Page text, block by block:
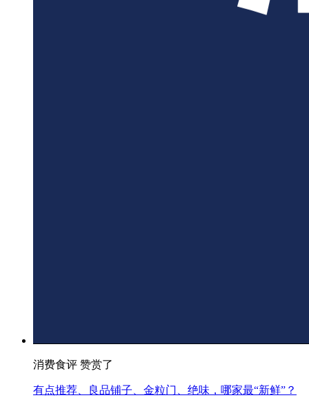
消费食评 赞赏了
有点推荐、良品铺子、金粒门、绝味，哪家最“新鲜”？